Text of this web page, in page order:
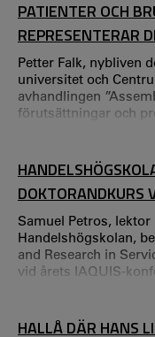
i.
PATIENTER OCH
REPRESENTERAR
Petter Falk, nybliven
universitet och
avhandlingen
förutsättningar och
intellektuellt
uttryck som ofta
du istället på de små
DOKTORANDKURS
Samuel Petros,
Handelshögskolan,
and Research in
vid årets IAQUIS-
Tre University i Rom,
HALLÅ DÄR HANS